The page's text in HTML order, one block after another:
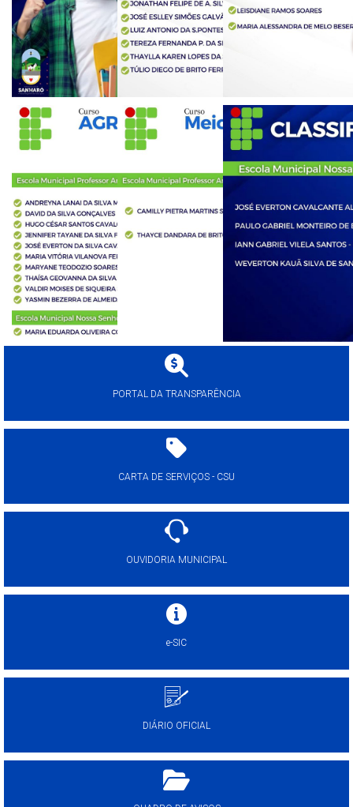
PORTAL DA TRANSPARÊNCIA
CARTA DE SERVIÇOS - CSU
OUVIDORIA MUNICIPAL
e-SIC
DIÁRIO OFICIAL